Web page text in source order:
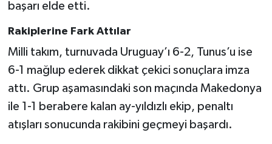
başarı elde etti.
Rakiplerine Fark Attılar
Milli takım, turnuvada Uruguay’ı 6-2, Tunus’u ise
6-1 mağlup ederek dikkat çekici sonuçlara imza
attı. Grup aşamasındaki son maçında Makedonya
ile 1-1 berabere kalan ay-yıldızlı ekip, penaltı
atışları sonucunda rakibini geçmeyi başardı.